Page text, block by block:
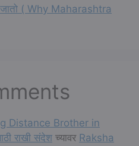
जातो ( Why Maharashtra
Distance Brother in
राखी संदेश च्यावर Raksha